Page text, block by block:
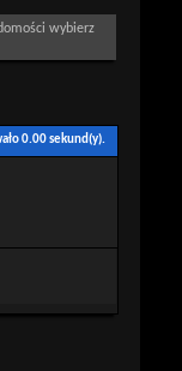
wybierz
0.00sekund(y).